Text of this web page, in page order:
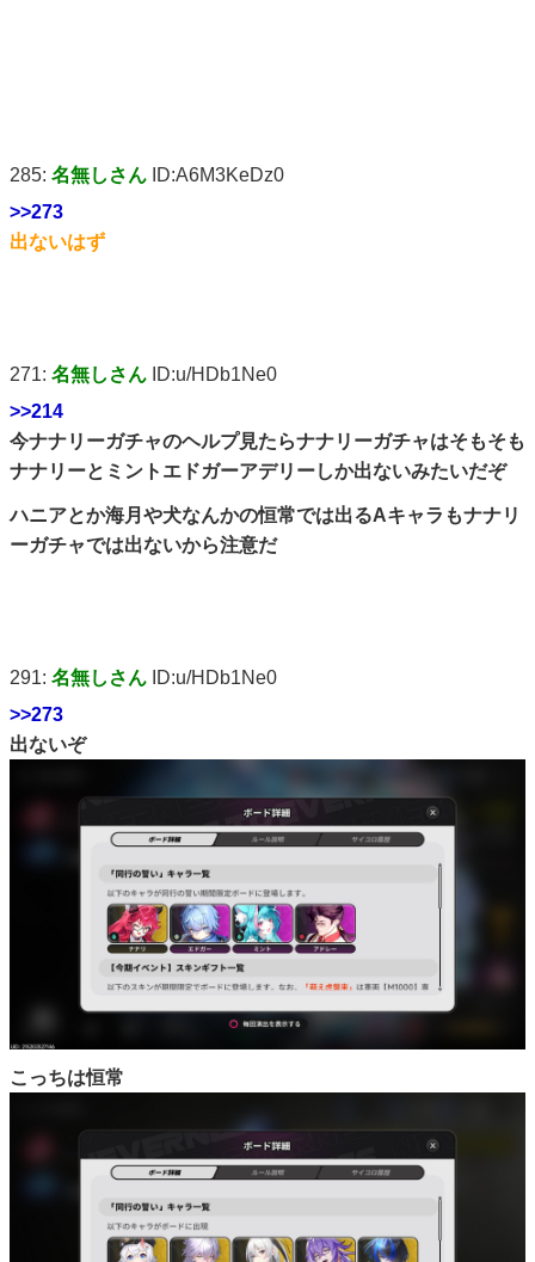
285: 名無しさん ID:A6M3KeDz0
>>273
出ないはず
271: 名無しさん ID:u/HDb1Ne0
>>214
今ナナリーガチャのヘルプ見たらナナリーガチャはそもそも
ナナリーとミントエドガーアデリーしか出ないみたいだぞ
ハニアとか海月や犬なんかの恒常では出るAキャラもナナリ
ーガチャでは出ないから注意だ
291: 名無しさん ID:u/HDb1Ne0
>>273
出ないぞ
こっちは恒常